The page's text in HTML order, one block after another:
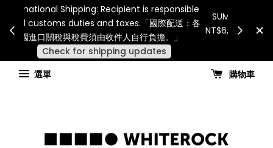
連假期間宅配服務將暫停配送。 如遇假日、天災或其
他不可抗力因素，出貨安排可能調整，敬請見諒
查看國內宅配最新公告
for all
國
選單
購物車